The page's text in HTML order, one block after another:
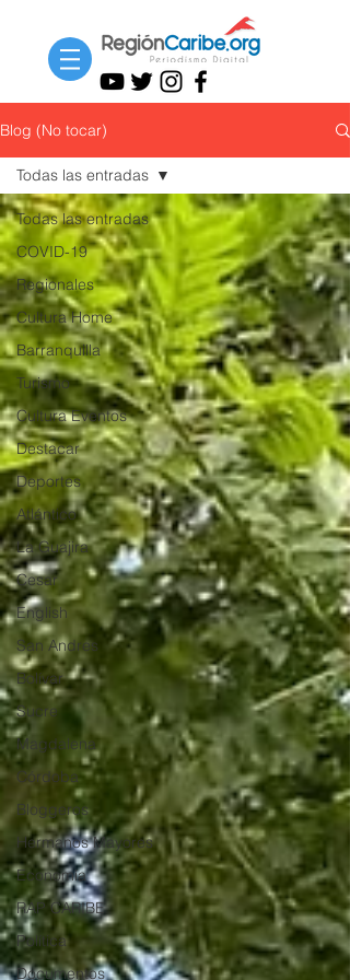
Blog (No tocar)
Todas las entradas
COVID-19
Regionales
Cultura Home
Barranquilla
Turismo
Cultura Eventos
Destacar
Deportes
Atlántico
La Guajira
Cesar
English
San Andres
Bolívar
Sucre
Magdalena
Córdoba
Bloggeros
Hermanos Mayores
Economía
RAP CARIBE
Política
Documentos
Todas las entradas